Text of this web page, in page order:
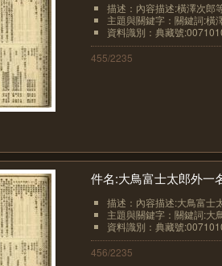
描述：內容描述:橫澤次郎
主題與關鍵字：關鍵詞:橫
資料識別：典藏號
455/2235
件名:大鳥富士太郎外一
描述：內容描述:大鳥富士
主題與關鍵字：關鍵詞:大
資料識別：典藏號
456/2235